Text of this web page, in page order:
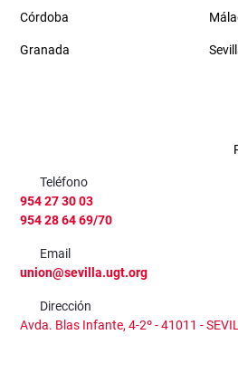
Córdoba
Granada
Teléfono
954 27 30 03
954 28 64 69/70
Email
union@sevilla.ugt.org
Dirección
Avda. Blas Infante, 4-2º - 41011 -